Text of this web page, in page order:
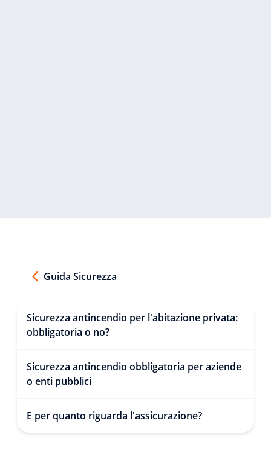
Guida Sicurezza
Sicurezza antincendio per l'abitazione privata:
obbligatoria o no?
Sicurezza antincendio obbligatoria per aziende
o enti pubblici
E per quanto riguarda l'assicurazione?